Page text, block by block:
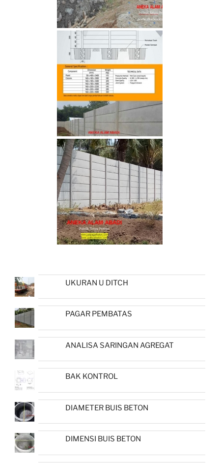
UKURAN U DITCH
PAGAR PEMBATAS
ANALISA SARINGAN AGREGAT
BAK KONTROL
DIAMETER BUIS BETON
DIMENSI BUIS BETON